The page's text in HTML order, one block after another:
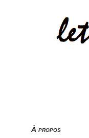
À propos